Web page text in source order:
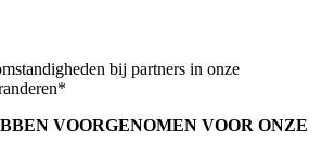
bij partners in onze
VOORGENOMEN VOOR ONZE